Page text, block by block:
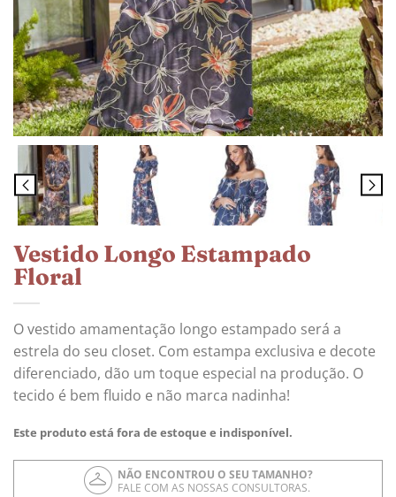
Vestido Longo Estampado
Floral
O vestido amamentação longo estampado será a
estrela do seu closet. Com estampa exclusiva e decote
diferenciado, dão um toque especial na produção. O
tecido é bem fluido e não marca nadinha!
Este produto está fora de estoque e indisponível.
NÃO ENCONTROU O SEU TAMANHO?
FALE COM AS NOSSAS CONSULTORAS.